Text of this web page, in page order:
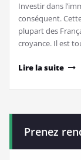
Investir dans
conséquent.
plupart des
croyance. Il est
Lire la suite
Prenez